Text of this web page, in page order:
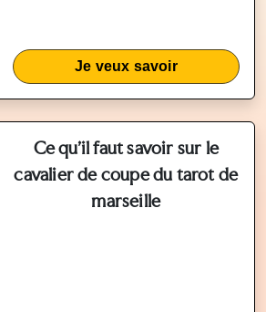
Je veux savoir
Ce qu'il faut savoir sur le
cavalier de coupe du tarot de
marseille